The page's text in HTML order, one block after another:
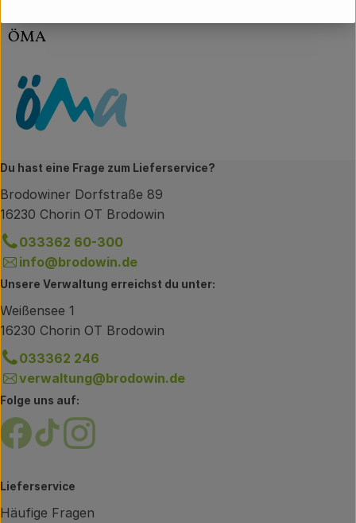
ÖMA
Du hast eine Frage zum Lieferservice?
Brodowiner Dorfstraße 89
16230 Chorin OT Brodowin
033362 60-300
info@brodowin.de
Unsere Verwaltung erreichst du unter:
Weißensee 1
16230 Chorin OT Brodowin
033362 246
verwaltung@brodowin.de
Folge uns auf:
Externer Link zu https://www.facebook.com/
Externer Link zu https://www.tiktok.com/
Externer Link zu https://
Lieferservice
Häufige Fragen